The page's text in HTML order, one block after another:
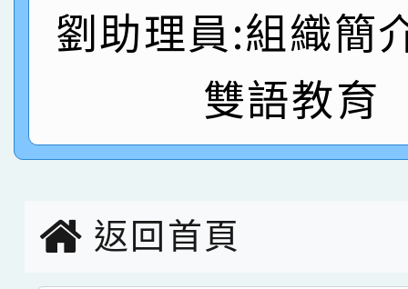
名
倩參加桃園市科展 國
名 指導老師王老師、
賀！本校四年二班張O
園市英語競賽國小朗
指導老師林老師
賀！本校參加桃園市中
賽 劉文瑛教師榮獲教
臺灣台語-第二名
賀！本校參與2026世
市賽榮獲科學小創客佳
創客第三名。
劉助理員:組織簡
雙語教育
返回首頁